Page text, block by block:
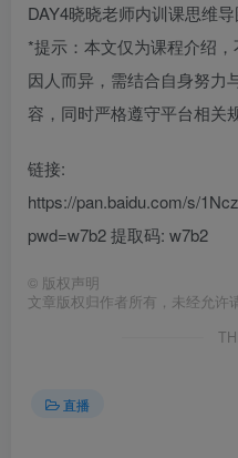
DAY4晓晓老师内训课思维
*提示：本文仅为课程介绍
因人而异，需结合自身努力
容，同时严格遵守平台相关
链接:
https://pan.baidu.com/s/
pwd=w7b2 提取码: w7b2
© 版权声明
文章版权归作者所有，未经允许
直播